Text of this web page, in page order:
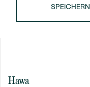
SPEICHERN
Hawa